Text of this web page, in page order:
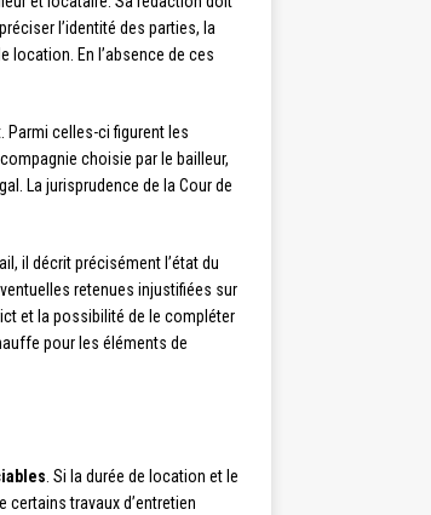
l’identité des parties, la
location. En l’absence de ces
Parmi celles-ci figurent les
choisie par le bailleur,
La jurisprudence de la Cour de
il décrit précisément l’état du
retenues injustifiées sur
et la possibilité de le compléter
pour les éléments de
. Si la durée de location et le
travaux d’entretien